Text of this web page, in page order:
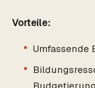
Vorteile:
Umfassende